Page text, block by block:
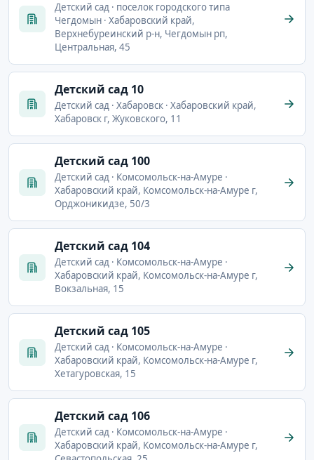
Детский сад · поселок городского типа
Чегдомын · Хабаровский край,
Верхнебуреинский р-н, Чегдомын рп,
Центральная, 45
Детский сад 10
Детский сад · Хабаровск · Хабаровский край,
Хабаровск г, Жуковского, 11
Детский сад 100
Детский сад · Комсомольск-на-Амуре ·
Хабаровский край, Комсомольск-на-Амуре г,
Орджоникидзе, 50/3
Детский сад 104
Детский сад · Комсомольск-на-Амуре ·
Хабаровский край, Комсомольск-на-Амуре г,
Вокзальная, 15
Детский сад 105
Детский сад · Комсомольск-на-Амуре ·
Хабаровский край, Комсомольск-на-Амуре г,
Хетагуровская, 15
Детский сад 106
Детский сад · Комсомольск-на-Амуре ·
Хабаровский край, Комсомольск-на-Амуре г,